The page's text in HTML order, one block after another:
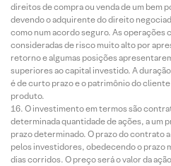
direitos de compra ou venda de um bem
devendo o adquirente do direito
como num acordo seguro. As operações
consideradas de risco muito alto por
retorno e algumas posições
superiores ao capital investido. A
é de curto prazo e o patrimônio do
produto.
O investimento em termos são
determinada quantidade de ações, a um
prazo determinado. O prazo do contrato
pelos investidores, obedecendo o prazo
dias corridos. O preço será o valor da